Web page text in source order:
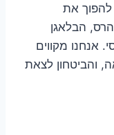
את
הבלאגן
אנחנו מקווים
והביטחון לצאת